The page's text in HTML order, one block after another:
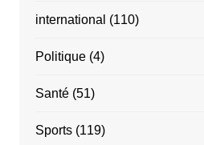
international (110)
Politique(4)
Santé(51)
Sports(119)